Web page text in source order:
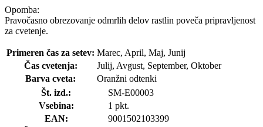
Opomba:
Pravočasno obrezovanje odmrlih delov rastlin poveča pripravljenost
za cvetenje.
Primeren čas za setev: Marec, April, Maj, Junij
Čas cvetenja:
Julij, Avgust, September, Oktober
Barva cveta:
Oranžni odtenki
Št. izd.:
SM-E00003
Vsebina:
1 pkt.
EAN:
9001502103399